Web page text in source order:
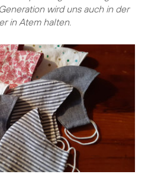
wird uns auch in der
in Atem halten.